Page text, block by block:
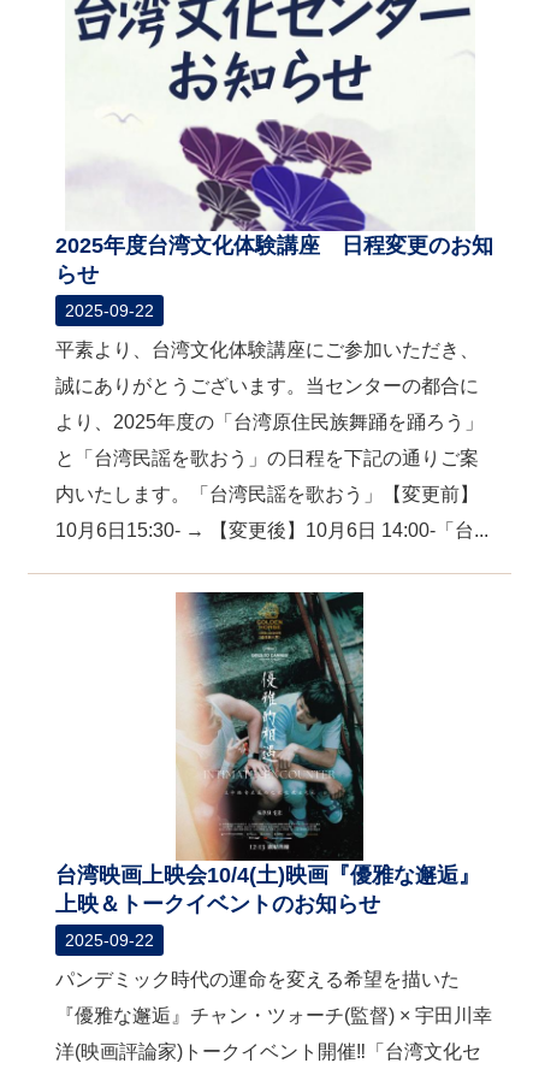
2025年度台湾文化体験講座 日程変更のお知
らせ
2025-09-22
平素より、台湾文化体験講座にご参加いただき、
誠にありがとうございます。当センターの都合に
より、2025年度の「台湾原住民族舞踊を踊ろう」
と「台湾民謡を歌おう」の日程を下記の通りご案
内いたします。「台湾民謡を歌おう」【変更前】
10月6日15:30- → 【変更後】10月6日 14:00-「台...
台湾映画上映会10/4(土)映画『優雅な邂逅』
上映＆トークイベントのお知らせ
2025-09-22
パンデミック時代の運命を変える希望を描いた
『優雅な邂逅』チャン・ツォーチ(監督) × 宇田川幸
洋(映画評論家)トークイベント開催‼「台湾文化セ